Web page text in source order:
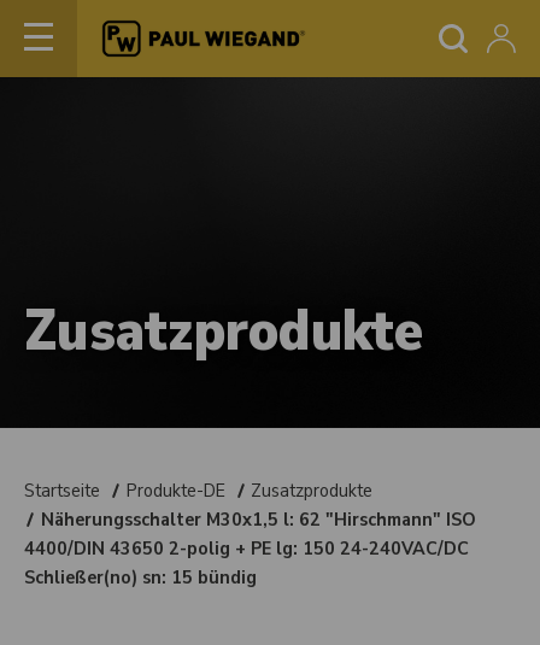
Zusatzprodukte
Startseite Produkte-DE
Zusatzprodukte
Näherungsschalter M30x1,5 l: 62 "Hirschmann" ISO
4400/DIN 43650 2-polig + PE lg: 150 24-240VAC/DC
Schließer(no) sn: 15 bündig